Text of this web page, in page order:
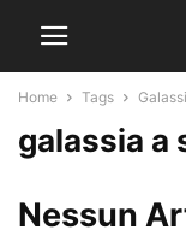
Home Tags
galassia a
Nessun